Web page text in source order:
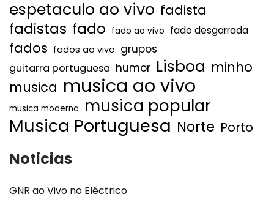
espetaculo ao vivo fadista
fadistas fado fado ao vivo fado desgarrada
fados fados ao vivo grupos
guitarra portuguesa humor Lisboa minho
musica musica ao vivo
musica moderna musica popular
Musica Portuguesa Norte Porto
Noticias
GNR ao Vivo no Eléctrico